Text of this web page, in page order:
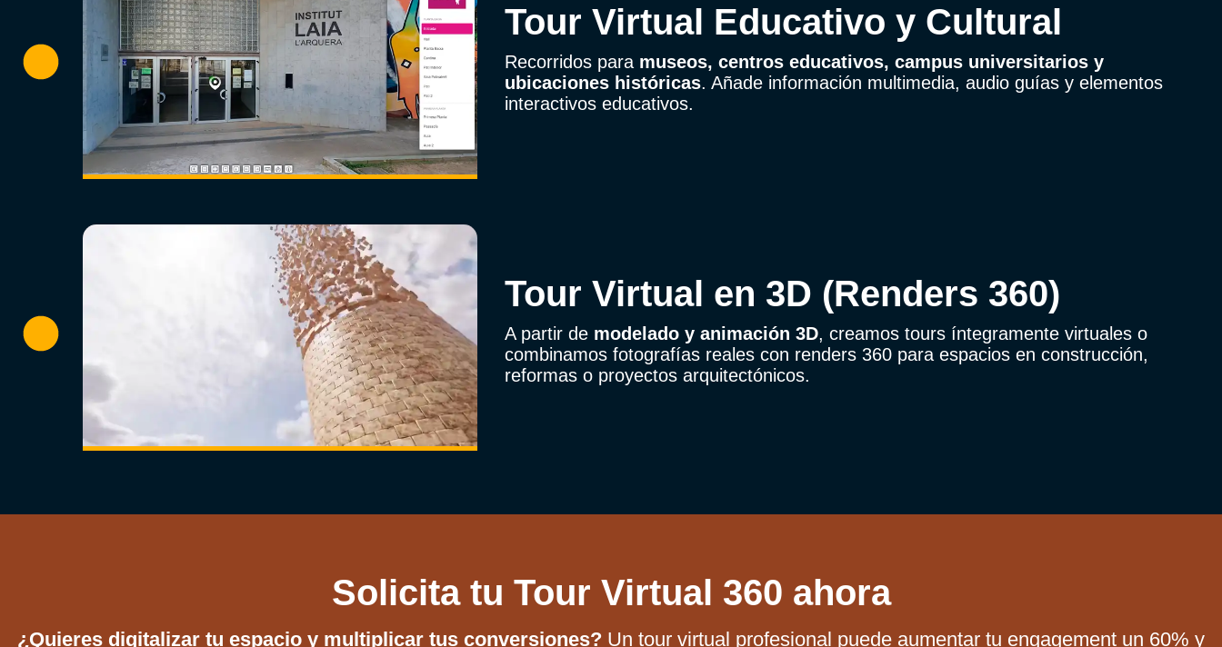
Tour Virtual Educativo y Cultural
Recorridos para museos, centros educativos, campus universitarios y
ubicaciones históricas. Añade información multimedia, audio guías y elementos
interactivos educativos.
Tour Virtual en 3D (Renders 360)
A partir de modelado y animación 3D, creamos tours íntegramente virtuales o
combinamos fotografías reales con renders 360 para espacios en construcción,
reformas o proyectos arquitectónicos.
Solicita tu Tour Virtual 360 ahora
¿Quieres digitalizar tu espacio y multiplicar tus conversiones? Un tour virtual profesional puede aumentar tu engagement un 60% y